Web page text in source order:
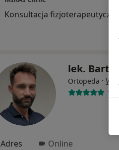
Konsultacja
lek.
Ortopeda ·
Adres Online